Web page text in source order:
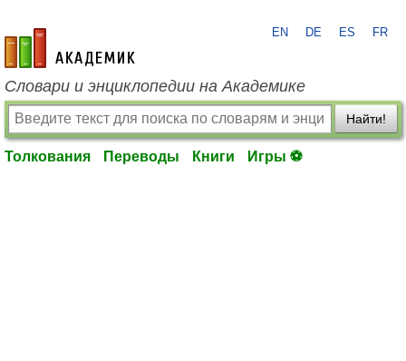
academic.ru
EN DE ES FR
Словари и энциклопедии на Академике
Найти!
Толкования Переводы Книги Игры ⚽